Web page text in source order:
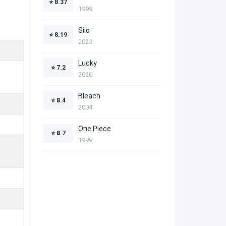
⭐ 8.37
1999
⭐ 8.19
Silo
2023
⭐ 7.2
Lucky
2026
⭐ 8.4
Bleach
2004
⭐ 8.7
One Piece
1999